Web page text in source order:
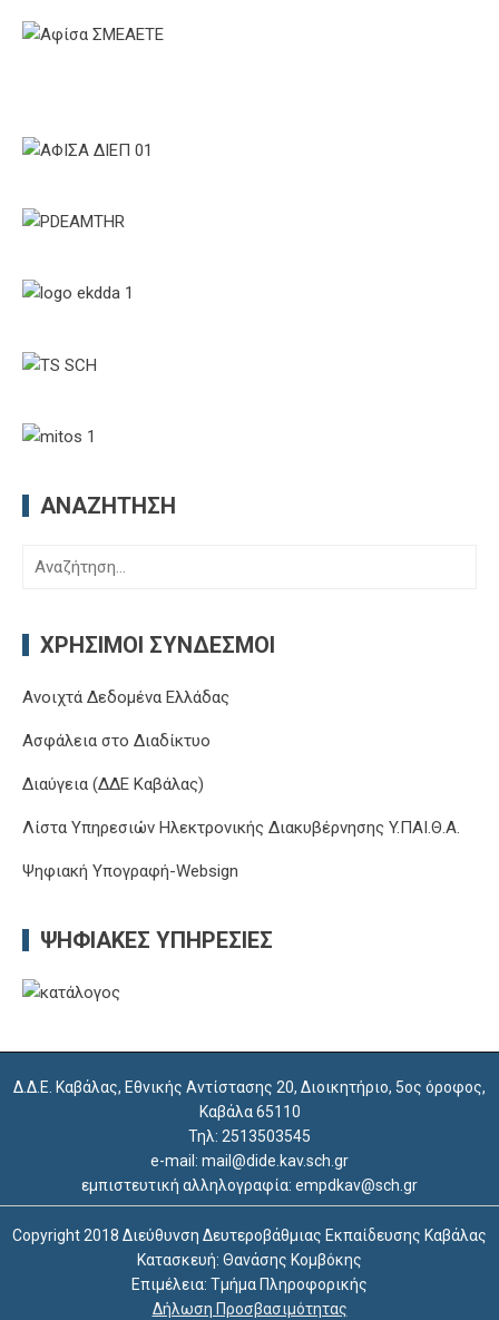
ΑΝΑΖΉΤΗΣΗ
Αναζήτηση
ΧΡΉΣΙΜΟΙ ΣΎΝΔΕΣΜΟΙ
Ανοιχτά Δεδομένα Ελλάδας
Ασφάλεια στο Διαδίκτυο
Διαύγεια (ΔΔΕ Καβάλας)
Λίστα Υπηρεσιών Ηλεκτρονικής Διακυβέρνησης Y.ΠΑΙ.Θ.Α.
Ψηφιακή Υπογραφή-Websign
ΨΗΦΙΑΚΈΣ ΥΠΗΡΕΣΊΕΣ
Δ.Δ.Ε. Καβάλας, Εθνικής Αντίστασης 20, Διοικητήριο, 5ος όροφος,
Καβάλα 65110
Τηλ: 2513503545
e-mail: mail@dide.kav.sch.gr
εμπιστευτική αλληλογραφία: empdkav@sch.gr
Copyright 2018 Διεύθυνση Δευτεροβάθμιας Εκπαίδευσης Καβάλας
Κατασκευή: Θανάσης Κομβόκης
Επιμέλεια: Τμήμα Πληροφορικής
Δήλωση Προσβασιμότητας